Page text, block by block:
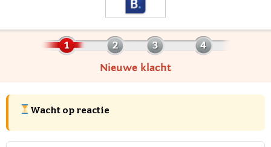
Nieuwe klacht
Wacht op reactie